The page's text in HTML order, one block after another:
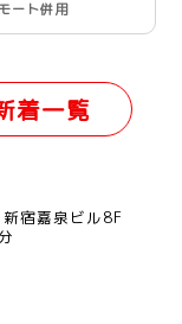
ート併用
着一覧
宿嘉泉ビル8F